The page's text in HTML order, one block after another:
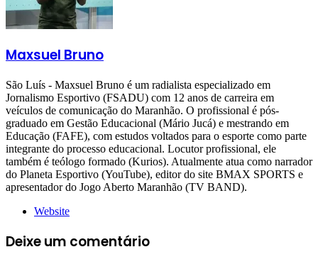
Maxsuel Bruno
São Luís - Maxsuel Bruno é um radialista especializado em
Jornalismo Esportivo (FSADU) com 12 anos de carreira em
veículos de comunicação do Maranhão. O profissional é pós-
graduado em Gestão Educacional (Mário Jucá) e mestrando em
Educação (FAFE), com estudos voltados para o esporte como parte
integrante do processo educacional. Locutor profissional, ele
também é teólogo formado (Kurios). Atualmente atua como narrador
do Planeta Esportivo (YouTube), editor do site BMAX SPORTS e
apresentador do Jogo Aberto Maranhão (TV BAND).
Website
Deixe um comentário